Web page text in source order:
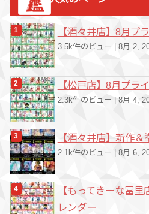
【酒々井店】8月プ
3.5k件のビュー 8月 2,
【松戸店】8月プラ
2.3k件のビュー | 8月 4,
【酒々井店】新作
2.1k件のビュー 8月 6,
【もってきーな冨
レンダー